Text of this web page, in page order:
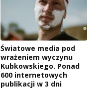
Światowe media pod
wrażeniem wyczynu
Kubkowskiego. Ponad
600 internetowych
publikacji w 3 dni